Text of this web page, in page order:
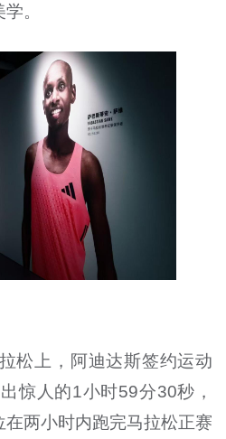
。
松上，阿迪达斯签约运动
惊人的1小时59分30秒，
两小时内跑完马拉松正赛